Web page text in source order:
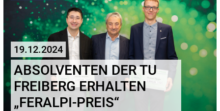
19.12.2024
ABSOLVENTEN DER TU
FREIBERG ERHALTEN
„FERALPI-PREIS“